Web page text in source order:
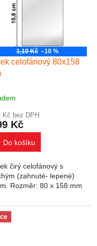
1,10 Kč –10 %
celofánový 80x158
Kč bez DPH
Kč
Do košíku
čirý celofánový s
(zahnuté- lepené)
Rozměr: 80 x 158 mm